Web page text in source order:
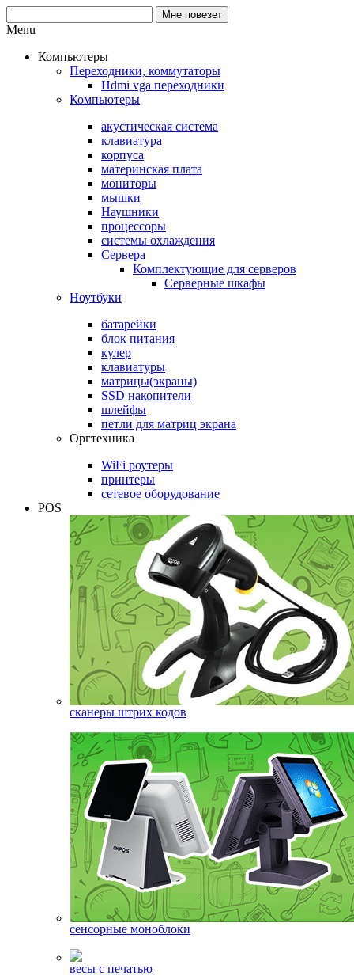
Menu
Компьютеры
Переходники, коммутаторы
Hdmi vga переходники
Компьютеры
акустическая система
клавиатура
корпуса
материнская плата
мониторы
мышки
Наушники
процессоры
системы охлаждения
Сервера
Комплектующие для серверов
Серверные шкафы
Ноутбуки
батарейки
блок питания
кулер
клавиатуры
матрицы(экраны)
SSD накопители
шлейфы
петли для матриц экрана
Оргтехника
WiFi роутеры
принтеры
сетевое оборудование
POS
сканеры штрих кодов
сенсорные моноблоки
весы с печатью